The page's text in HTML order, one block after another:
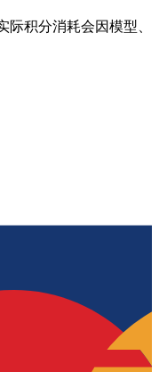
积分消耗会因模型、